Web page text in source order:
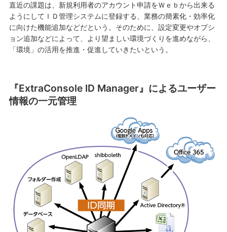
直近の課題は、新規利用者のアカウント申請をＷｅｂから出来る
ようにしてＩＤ管理システムに登録する、業務の簡素化・効率化
に向けた機能追加などだという。そのために、設定変更やオプシ
ョン追加などによって、より望ましい環境づくりを進めながら、
「環境」の活用を推進・促進していきたいという。
『ExtraConsole ID Manager』によるユーザー
情報の一元管理